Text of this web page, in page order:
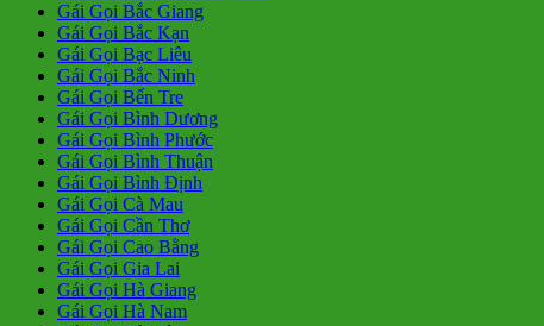
Gái Gọi Bắc Giang
Gái Gọi Bắc Kạn
Gái Gọi Bạc Liêu
Gái Gọi Bắc Ninh
Gái Gọi Bến Tre
Gái Gọi Bình Dương
Gái Gọi Bình Phước
Gái Gọi Bình Thuận
Gái Gọi Bình Định
Gái Gọi Cà Mau
Gái Gọi Cần Thơ
Gái Gọi Cao Bằng
Gái Gọi Gia Lai
Gái Gọi Hà Giang
Gái Gọi Hà Nam